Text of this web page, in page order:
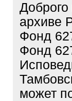
архиве
Фонд
Фонд
может